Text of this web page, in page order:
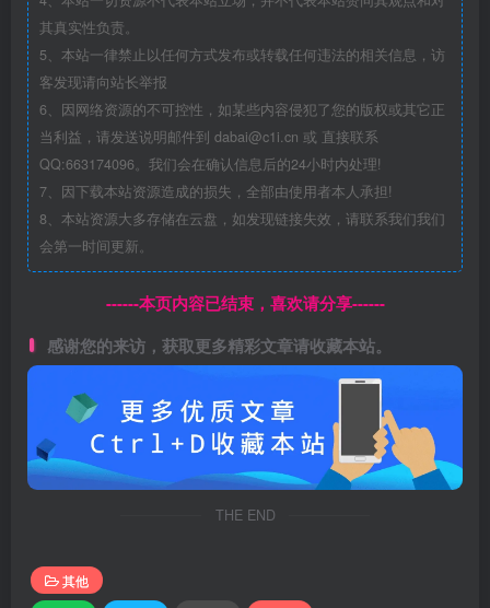
其真实性负责。
5、本站一律禁止以任何方式发布或转载任何违法的相关信息，访
客发现请向站长举报
6、因网络资源的不可控性，如某些内容侵犯了您的版权或其它正
当利益，请发送说明邮件到 dabai@c1i.cn 或 直接联系
QQ:663174096。我们会在确认信息后的24小时内处理!
7、因下载本站资源造成的损失，全部由使用者本人承担!
8、本站资源大多存储在云盘，如发现链接失效，请联系我们我们
会第一时间更新。
------本页内容已结束，喜欢请分享------
感谢您的来访，获取更多精彩文章请收藏本站。
THE END
其他